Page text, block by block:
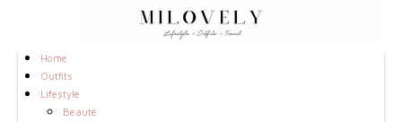
Home
Outfits
Lifestyle
Beauté